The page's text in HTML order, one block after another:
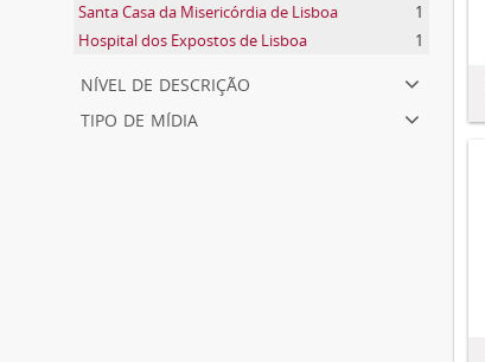
Santa Casa da Misericórdia de Lisboa
1
Hospital dos Expostos de Lisboa
1
nível de descrição
tipo de mídia